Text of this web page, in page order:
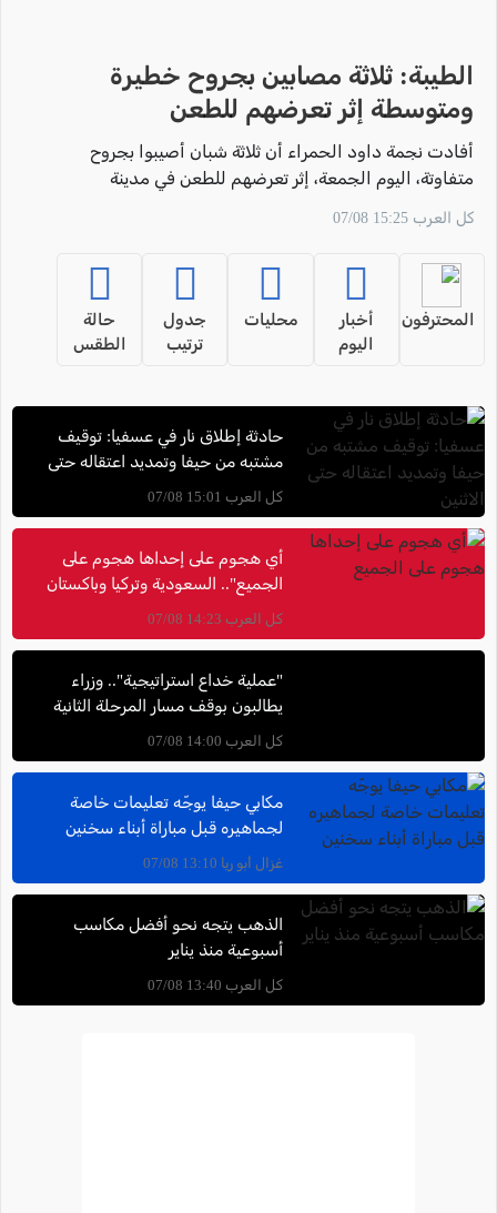
الطيبة: ثلاثة مصابين بجروح خطيرة
ومتوسطة إثر تعرضهم للطعن
أفادت نجمة داود الحمراء أن ثلاثة شبان أصيبوا بجروح
متفاوتة، اليوم الجمعة، إثر تعرضهم للطعن في مدينة
ثم جرى إخلاؤهم إلى المستشفى لتلقي العلاج.
كل العرب 15:25 07/08
المحترفون
أخبار
اليوم
محليات
جدول
ترتيب
حالة
الطقس
حادثة إطلاق نار في عسفيا: توقيف
مشتبه من حيفا وتمديد اعتقاله حتى
الاثنين
كل العرب 15:01 07/08
أي هجوم على إحداها هجوم على
الجميع".. السعودية وتركيا وباكستان
توقع اتفاقية دفاع مشتركة
كل العرب 14:23 07/08
"عملية خداع استراتيجية".. وزراء
يطالبون بوقف مسار المرحلة الثانية
في غزة واستئناف العمليات العسكرية
كل العرب 14:00 07/08
مكابي حيفا يوجّه تعليمات خاصة
لجماهيره قبل مباراة أبناء سخنين
غزال أبو ريا 13:10 07/08
الذهب يتجه نحو أفضل مكاسب
أسبوعية منذ يناير
كل العرب 13:40 07/08